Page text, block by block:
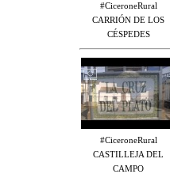
#CiceroneRural
CARRIÓN DE LOS
CÉSPEDES
#CiceroneRural
CASTILLEJA DEL
CAMPO